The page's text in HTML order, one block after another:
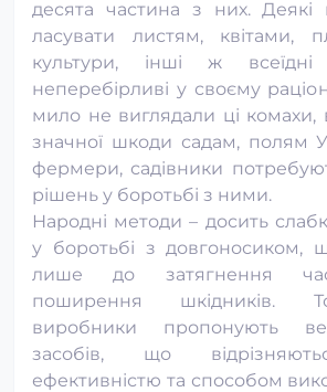
Від капустяної совки
Від капустяної
Від зернівки
Від довгоносика
Від грушевого пильщика
Від
Від горохової зерновки
Від галиці
Від букарки
Від брунькоїда
Від
Від бліх
Від блішок Від білянки
Від бавовняної совки
Від акацієвої
Інсектициди для ріпаку
Інсектициди
Інсектициди для пшениці
Інсектициди для полуниці
Інсектициди для перцю
Інсектициди
Інсектициди для огірків
Інсектициди
Інсектициди для моркви
Інсектициди для люцерни
Інсектициди для квасолі
Інсектициди для капусти
Інсектициди для кабачків
Інсектициди для дині
Інсектициди
Інсектициди для гороху
Інсектициди
десята частина з них.
ласувати листям, квітами,
культури, інші ж
неперебірливі у своєму
мило не виглядали ці комахи,
значної шкоди садам, полям
фермери, садівники
рішень у боротьбі з ними.
Народні методи – досить
у боротьбі з довгоносиком,
лише до затягнення
поширення шкідників.
виробники пропонують
засобів, що
ефективністю та способом